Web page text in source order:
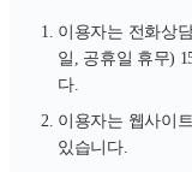
이용자는 전화상
일, 공휴일 휴무)
다.
이용자는 웹사이
있습니다.